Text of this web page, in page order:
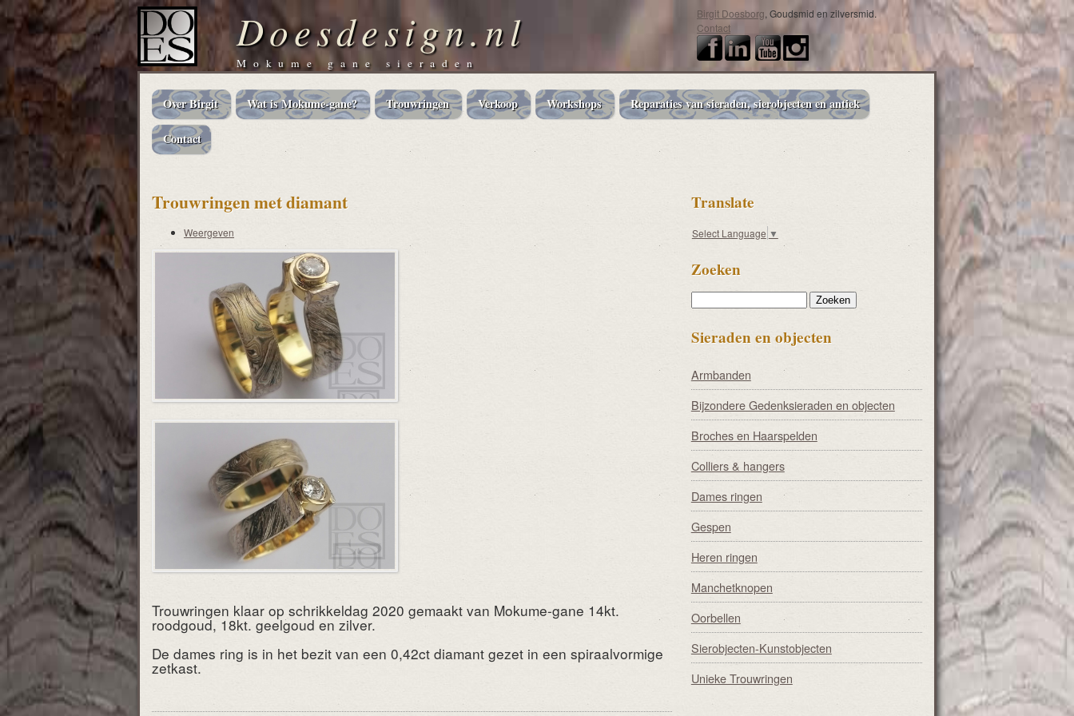
Doesdesign.nl
Mokume gane sieraden
Birgit Doesborg , Goudsmid en zilversmid.
Contact
Main
navigation
Over Birgit Wat is Mokume-gane? Trouwringen Verkoop Workshops Reparaties van sieraden, sierobjecten en antiek
Contact
Trouwringen met diamant
Primaire
Weergeven
Trouwringen klaar op schrikkeldag 2020 gemaakt van Mokume-gane 14kt.
roodgoud, 18kt. geelgoud en zilver.
De dames ring is in het bezit van een 0,42ct diamant gezet in een spiraalvormige
zetkast.
Translate
Select Language ▼
Zoeken
Sieraden en objecten
Armbanden
Bijzondere Gedenksieraden en objecten
Broches en Haarspelden
Colliers & hangers
Dames ringen
Gespen
Heren ringen
Manchetknopen
Oorbellen
Sierobjecten-Kunstobjecten
Unieke Trouwringen